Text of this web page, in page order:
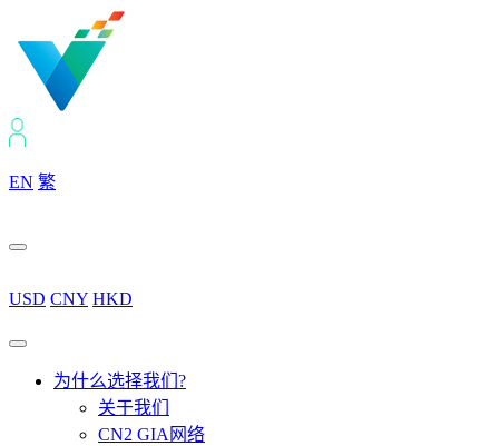
EN 繁
USD CNY HKD
为什么选择我们?
关于我们
CN2 GIA网络